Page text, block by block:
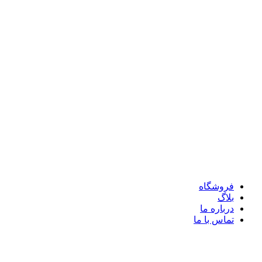
فروشگاه
بلاگ
درباره ما
تماس با ما